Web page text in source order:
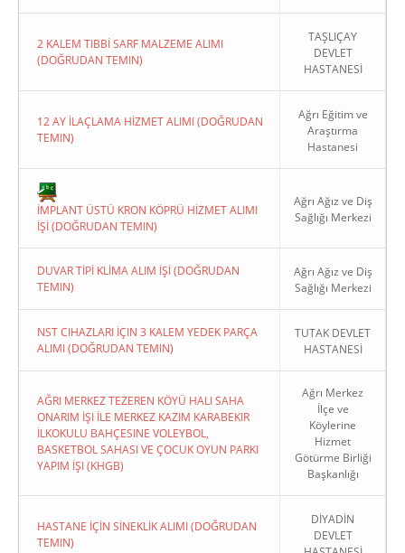
Kapat
2 KALEM TIBBİ SARF MALZEME ALIMI
(DOĞRUDAN TEMIN)
TAŞLIÇAY
DEVLET
HASTANESİ
12 AY İLAÇLAMA HİZMET ALIMI (DOĞRUDAN
TEMIN)
Ağrı Eğitim ve
Araştırma
Hastanesi
İMPLANT ÜSTÜ KRON KÖPRÜ HİZMET ALIMI
İŞİ (DOĞRUDAN TEMIN)
Ağrı Ağız ve Diş
Sağlığı Merkezi
DUVAR TİPİ KLİMA ALIM İŞİ (DOĞRUDAN
TEMIN)
Ağrı Ağız ve Diş
Sağlığı Merkezi
NST CIHAZLARI İÇIN 3 KALEM YEDEK PARÇA
ALIMI (DOĞRUDAN TEMIN)
TUTAK DEVLET
HASTANESİ
AĞRI MERKEZ TEZEREN KÖYÜ HALI SAHA
ONARIM İŞI İLE MERKEZ KAZIM KARABEKIR
İLKOKULU BAHÇESINE VOLEYBOL,
BASKETBOL SAHASI VE ÇOCUK OYUN PARKI
YAPIM İŞI (KHGB)
Ağrı Merkez
İlçe ve
Köylerine
Hizmet
Götürme Birliği
Başkanlığı
HASTANE İÇİN SİNEKLİK ALIMI (DOĞRUDAN
TEMIN)
DİYADİN
DEVLET